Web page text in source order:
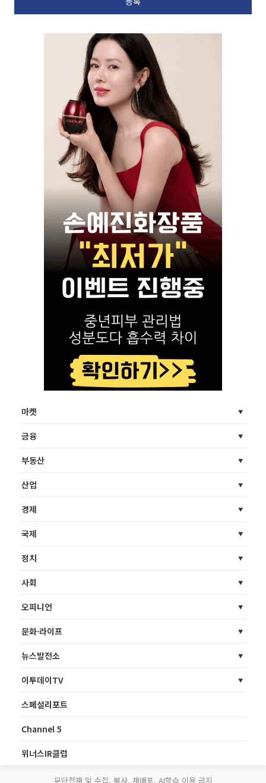
마켓
금융
부동산
산업
경제
국제
정치
사회
오피니언
문화·라이프
뉴스발전소
이투데이TV
스페셜리포트
Channel 5
위너스IR클럽
무단전재 및 수집, 복사, 재배포, AI학습 이용 금지